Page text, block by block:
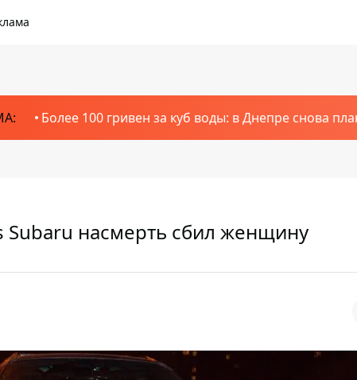
Более 100 гривен за куб воды: в Днепре снова
Subaru насмерть сбил женщину